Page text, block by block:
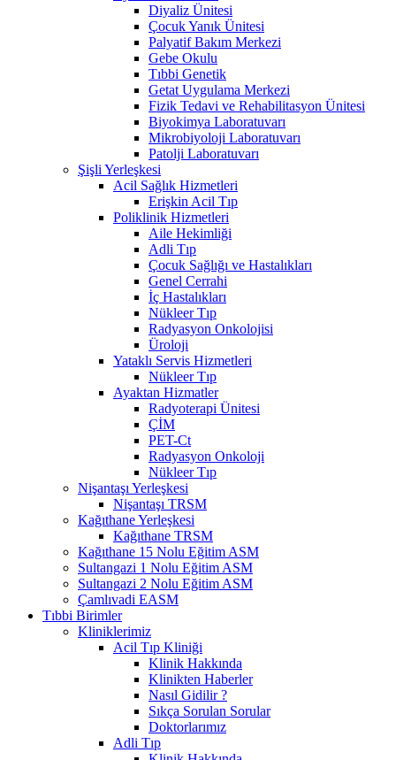
Diyaliz Ünitesi
Çocuk Yanık Ünitesi
Palyatif Bakım Merkezi
Gebe Okulu
Tıbbi Genetik
Getat Uygulama Merkezi
Fizik Tedavi ve Rehabilitasyon Ünitesi
Biyokimya Laboratuvarı
Mikrobiyoloji Laboratuvarı
Patolji Laboratuvarı
Şişli Yerleşkesi
Acil Sağlık Hizmetleri
Erişkin Acil Tıp
Poliklinik Hizmetleri
Aile Hekimliği
Adli Tıp
Çocuk Sağlığı ve Hastalıkları
Genel Cerrahi
İç Hastalıkları
Nükleer Tıp
Radyasyon Onkolojisi
Üroloji
Yataklı Servis Hizmetleri
Nükleer Tıp
Ayaktan Hizmatler
Radyoterapi Ünitesi
ÇİM
PET-Ct
Radyasyon Onkoloji
Nükleer Tıp
Nişantaşı Yerleşkesi
Nişantaşı TRSM
Kağıthane Yerleşkesi
Kağıthane TRSM
Kağıthane 15 Nolu Eğitim ASM
Sultangazi 1 Nolu Eğitim ASM
Sultangazi 2 Nolu Eğitim ASM
Çamlıvadi EASM
Tıbbi Birimler
Kliniklerimiz
Acil Tıp Kliniği
Klinik Hakkında
Klinikten Haberler
Nasıl Gidilir ?
Sıkça Sorulan Sorular
Doktorlarımız
Adli Tıp